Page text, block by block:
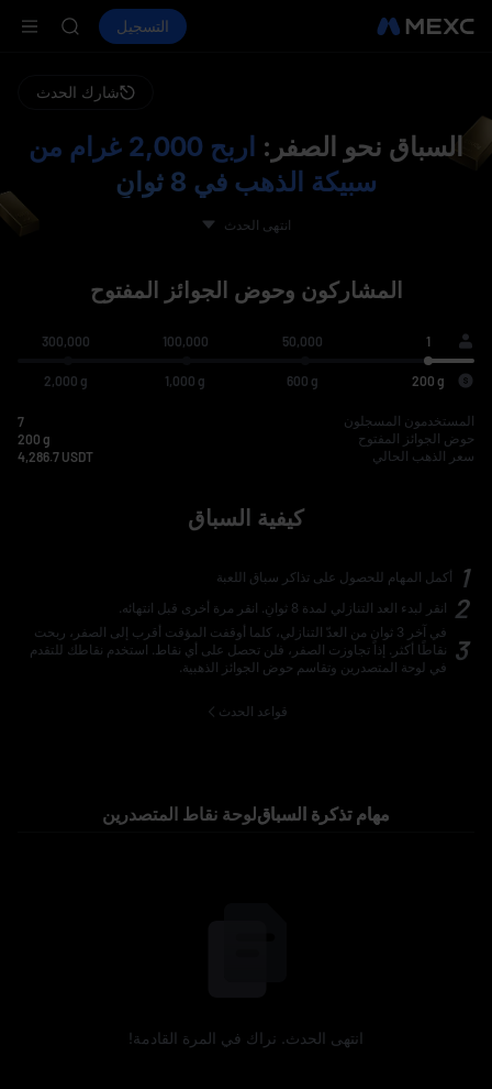
الأسواق العقود الفوريةالتسجيل
SPCX
SKYAI
HFT
UNITREE
مستقبل Unitree مباشر الآن
شارك الحدث
السباق نحو الصفر:
اربح 2,000 غرام من
سبيكة الذهب في 8 ثوانٍ
انتهى الحدث
08 00
المشاركون وحوض الجوائز المفتوح
200 g
1
600 g
50,000
1,000 g
100,000
2,000 g
300,000
المستخدمون المسجلون 7
حوض الجوائز المفتوح 200 g
سعر الذهب الحالي 4,286.7 USDT
كيفية السباق
1 أكمل المهام للحصول على تذاكر سباق اللعبة
2 انقر لبدء العد التنازلي لمدة 8 ثوانٍ. انقر مرة أخرى قبل انتهائه.
3
في آخر 3 ثوانٍ من العدّ التنازلي، كلما أوقفت المؤقت أقرب إلى الصفر، ربحت
نقاطًا أكثر. إذا تجاوزت الصفر، فلن تحصل على أي نقاط. استخدم نقاطك للتقدم
في لوحة المتصدرين وتقاسم حوض الجوائز الذهبية.
قواعد الحدث
مهام تذكرة السباقلوحة نقاط المتصدرين
انتهى الحدث. نراك في المرة القادمة!